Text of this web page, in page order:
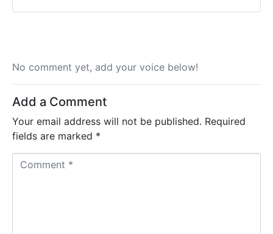
No comment yet, add your voice below!
Add a Comment
Your email address will not be published. Required
fields are marked *